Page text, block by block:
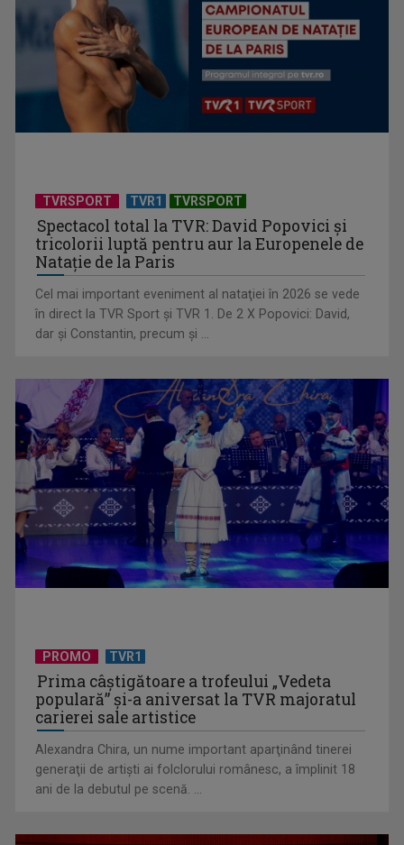
Universitatea de Vară, la Băile Tușnad | VIDEO
„Dansatoarea din umbră”, un thriller psihologic despre
loialitate și ...
UNTOLD ONE, la Cluj-Napoca | VIDEO
Horaţiu Mălăele ...
TVRSPORT TVR1 TVRSPORT
Spectacol total la TVR: David Popovici și
tricolorii luptă pentru aur la Europenele de
Natație de la Paris
Cel mai important eveniment al nataţiei în 2026 se vede
în direct la TVR Sport şi TVR 1. De 2 X Popovici: David,
dar şi Constantin, precum şi ...
PROMO TVR1
Prima câştigătoare a trofeului „Vedeta
populară” şi-a aniversat la TVR majoratul
carierei sale artistice
Alexandra Chira, un nume important aparţinând tinerei
generaţii de artişti ai folclorului românesc, a împlinit 18
ani de la debutul pe scenă. ...